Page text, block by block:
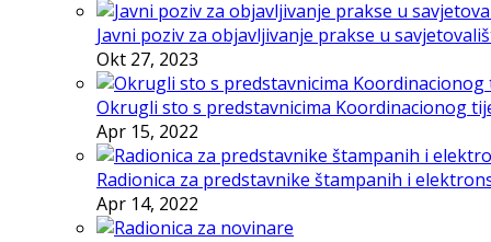
Javni poziv za objavljivanje prakse u
Okt 27, 2023
Okrugli sto s predstavnicima Koordinacionog
Apr 15, 2022
Radionica za predstavnike štampanih i
Apr 14, 2022